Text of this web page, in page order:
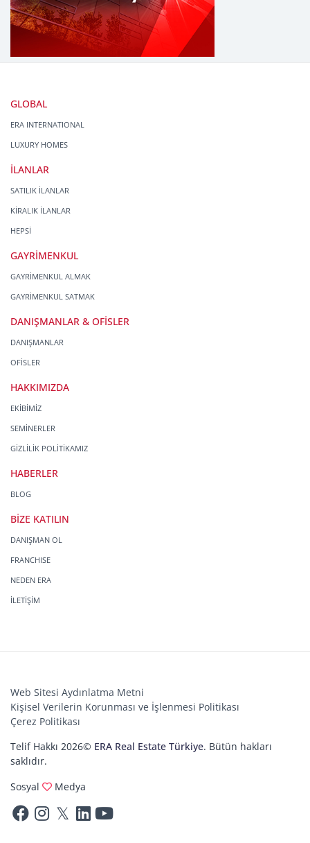
GLOBAL
ERA INTERNATIONAL
LUXURY HOMES
İLANLAR
SATILIK İLANLAR
KİRALIK İLANLAR
HEPSİ
GAYRİMENKUL
GAYRİMENKUL ALMAK
GAYRİMENKUL SATMAK
DANIŞMANLAR & OFİSLER
DANIŞMANLAR
OFİSLER
HAKKIMIZDA
EKİBİMİZ
SEMİNERLER
GİZLİLİK POLİTİKAMIZ
HABERLER
BLOG
BİZE KATILIN
DANIŞMAN OL
FRANCHISE
NEDEN ERA
İLETİŞİM
Web Sitesi Aydınlatma Metni
Kişisel Verilerin Korunması ve İşlenmesi Politikası
Çerez Politikası
Telif Hakkı 2026© ERA Real Estate Türkiye. Bütün hakları
saklıdır.
Sosyal
Medya